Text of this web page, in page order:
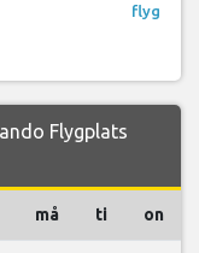
flyg
Flygplats
må ti on